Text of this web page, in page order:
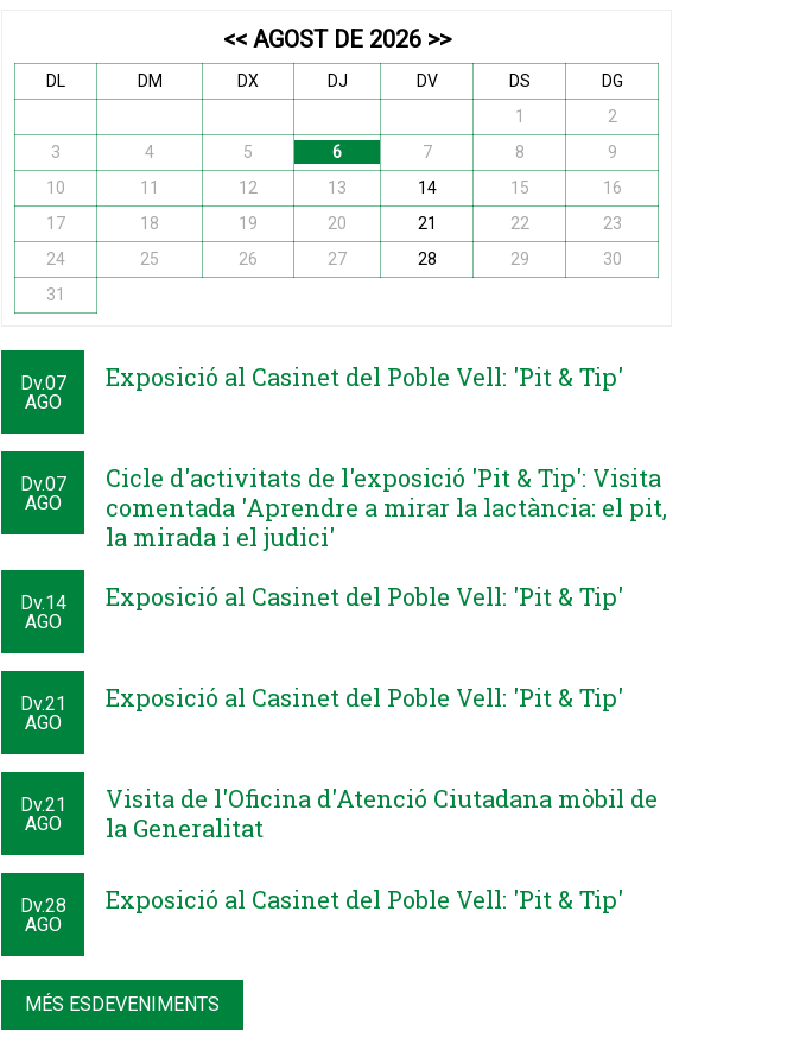
<<AGOST DE 2026 >>
DL DM DX DJ DV DS
DG
1
2
3
4 5 6 7 8
9
10
11 12 13 14 15
16
17
18 19 20 21 22
23
24
25 26 27 28 29
30
31
Dv.07
AGO
Exposició al Casinet del Poble Vell: 'Pit & Tip'
Dv.07
AGO
Cicle d'activitats de l'exposició 'Pit & Tip': Visita
comentada 'Aprendre a mirar la lactància: el pit,
la mirada i el judici'
Dv.14
AGO
Exposició al Casinet del Poble Vell: 'Pit & Tip'
Dv.21
AGO
Exposició al Casinet del Poble Vell: 'Pit & Tip'
Dv.21
AGO
Visita de l'Oficina d'Atenció Ciutadana mòbil de
la Generalitat
Dv.28
AGO
Exposició al Casinet del Poble Vell: 'Pit & Tip'
MÉS ESDEVENIMENTS